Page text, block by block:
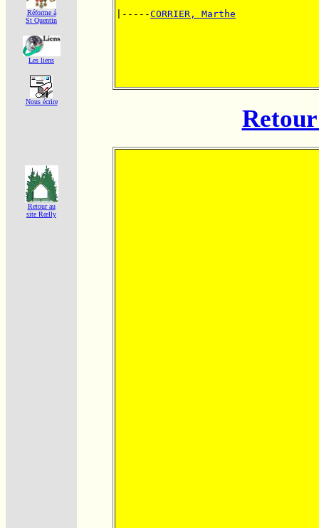
Réforme á
St Quentin
Les liens
Nous écrire
Retour au
site Rœlly
|-----CORRIER, Marthe